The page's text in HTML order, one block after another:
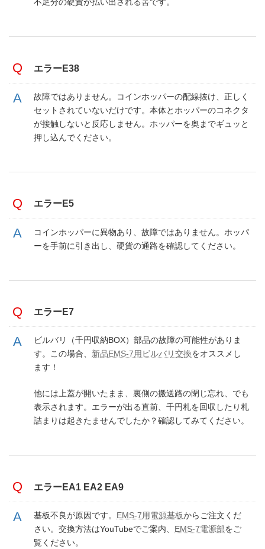
エラーE38
故障ではありません。コインホッパーの配線抜け、正しく
セットされていないだけです。本体とホッパーのコネクタ
が接触しないと反応しません。ホッパーを奥までギュッと
押し込んでください。
エラーE5
コインホッパーに異物あり、故障ではありません。ホッパ
ーを手前に引き出し、硬貨の通路を確認してください。
エラーE7
ビルバリ（千円収納BOX）部品の故障の可能性がありま
す。この場合、 新品EMS-7用ビルバリ交換をオススメし
ます！
他には上蓋が開いたまま、裏側の搬送路の閉じ忘れ、でも
表示されます。エラーが出る直前、千円札を回収したり札
詰まりは起きたませんでしたか？確認してみてください。
エラーEA1 EA2 EA9
基板不良が原因です。 EMS-7用電源基板からご注文くだ
さい。交換方法はYouTubeでご案内、 EMS-7電源部をご
覧ください。